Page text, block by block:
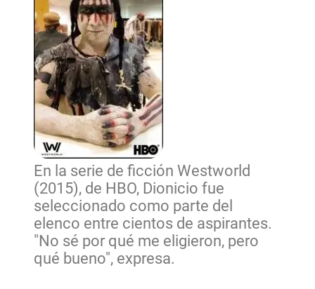
En la serie de ficción Westworld
(2015), de HBO, Dionicio fue
seleccionado como parte del
elenco entre cientos de aspirantes.
"No sé por qué me eligieron, pero
qué bueno", expresa.